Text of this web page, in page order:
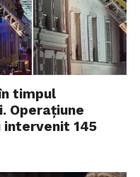
timpul
Operațiune
intervenit 145